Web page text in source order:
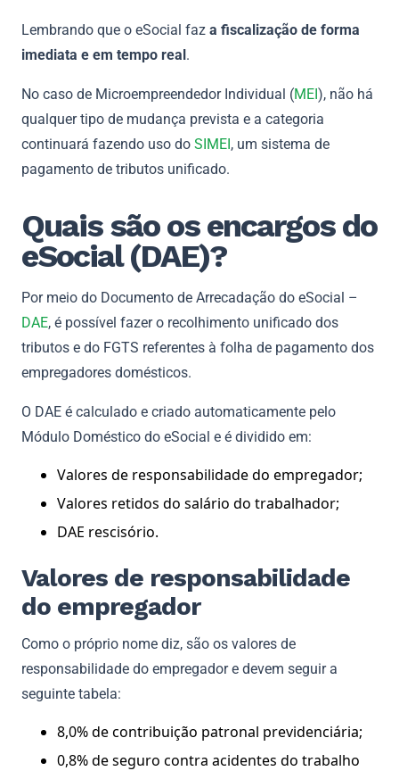
Lembrando que o eSocial faz a fiscalização de forma
imediata e em tempo real.
No caso de Microempreendedor Individual (MEI), não há
qualquer tipo de mudança prevista e a categoria
continuará fazendo uso do SIMEI, um sistema de
pagamento de tributos unificado.
Quais são os encargos do
eSocial (DAE)?
Por meio do Documento de Arrecadação do eSocial –
DAE, é possível fazer o recolhimento unificado dos
tributos e do FGTS referentes à folha de pagamento dos
empregadores domésticos.
O DAE é calculado e criado automaticamente pelo
Módulo Doméstico do eSocial e é dividido em:
Valores de responsabilidade do empregador;
Valores retidos do salário do trabalhador;
DAE rescisório.
Valores de responsabilidade
do empregador
Como o próprio nome diz, são os valores de
responsabilidade do empregador e devem seguir a
seguinte tabela:
8,0% de contribuição patronal previdenciária;
0,8% de seguro contra acidentes do trabalho